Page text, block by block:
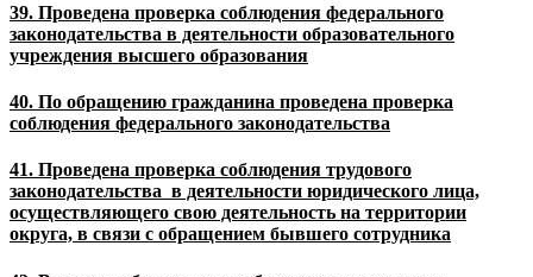
39. Проведена проверка соблюдения федерального
законодательства в деятельности образовательного
учреждения высшего образования
40. По обращению гражданина проведена проверка
соблюдения федерального законодательства
41. Проведена проверка соблюдения трудового
законодательства в деятельности юридического лица,
осуществляющего свою деятельность на территории
округа, в связи с обращением бывшего сотрудника